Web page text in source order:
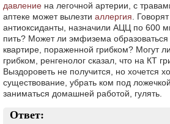
давление на легочной артерии, с
аптеке может вылезти аллергия .
антиоксиданты, назначили АЦЦ по 600
пить? Может ли эмфизема
квартире, пораженной грибком? Могут
грибком, ренгенолог сказал, что на КТ
Выздороветь не получится, но хочется
существование, убрать ком под
заниматься домашней работой, гулять.
Ответ: